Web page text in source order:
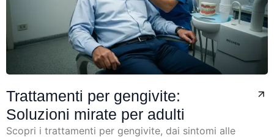
Trattamenti per gengivite:
Soluzioni mirate per adulti
Scopri i trattamenti per gengivite, dai sintomi alle